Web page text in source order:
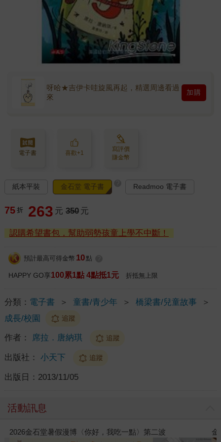
呀哈★吉伊卡哇旋風再起，精選周邊看過
來
加購
電子書 喜歡+1
寫評價
賺金幣
紙本平裝 金石堂 電子書 Readmoo 電子書
75 折 263 元 350 元
認購希望書包，幫助弱勢孩童上學不中斷！
預計最高可得金幣 10 點
HAPPY GO享100累1點 4點抵1元 折抵無上限
分類： 電子書 ＞ 童書/青少年 ＞ 橋梁書/兒童故事
＞
成長/校園
追蹤
作者： 席拉．唐納琪 追蹤
出版社： 小天下 追蹤
出版日： 2013/11/05
活動訊息
金石堂2026海外優惠：電子書